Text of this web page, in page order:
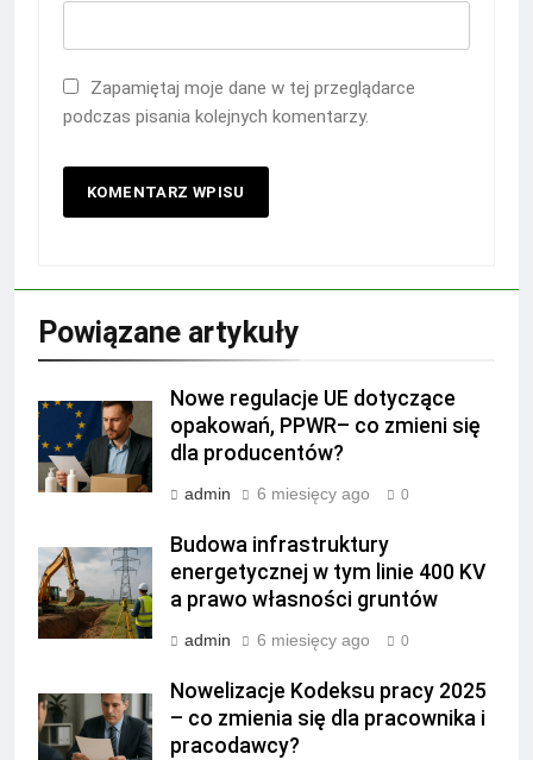
Zapamiętaj moje dane w tej przeglądarce
podczas pisania kolejnych komentarzy.
Powiązane artykuły
Nowe regulacje UE dotyczące
opakowań, PPWR– co zmieni się
dla producentów?
admin 6 miesięcy ago 0
Budowa infrastruktury
energetycznej w tym linie 400 KV
a prawo własności gruntów
admin 6 miesięcy ago 0
Nowelizacje Kodeksu pracy 2025
– co zmienia się dla pracownika i
pracodawcy?